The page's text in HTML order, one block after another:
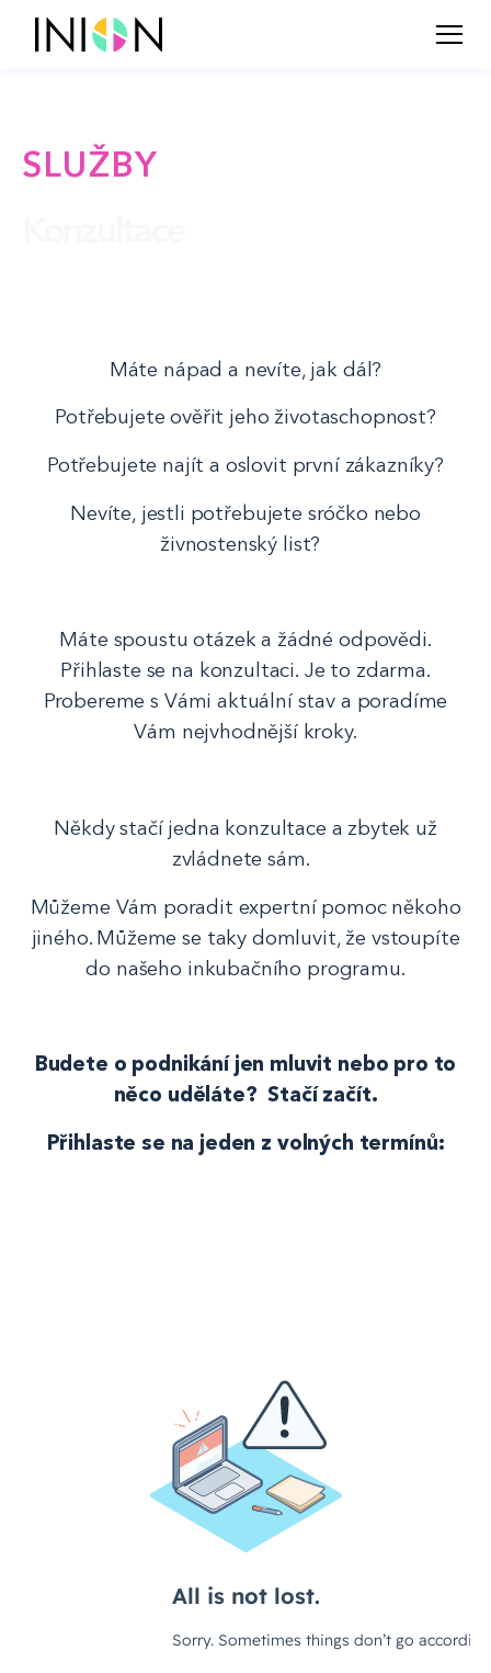
SLUŽBY
Máte nápad a nevíte, jak dál?
Potřebujete ověřit jeho životaschopnost?
Potřebujete najít a oslovit první zákazníky?
Nevíte, jestli potřebujete sróčko nebo
živnostenský list?
Máte spoustu otázek a žádné odpovědi.
Přihlaste se na konzultaci. Je to zdarma.
Probereme s Vámi aktuální stav a poradíme
Vám nejvhodnější kroky.
Někdy stačí jedna konzultace a zbytek už
zvládnete sám.
Můžeme Vám poradit expertní pomoc někoho
jiného. Můžeme se taky domluvit, že vstoupíte
do našeho inkubačního programu.
Budete o podnikání jen mluvit nebo pro to
něco uděláte? Stačí začít.
Přihlaste se na jeden z volných termínů: